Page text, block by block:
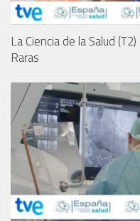
La Ciencia de la Salud
Raras